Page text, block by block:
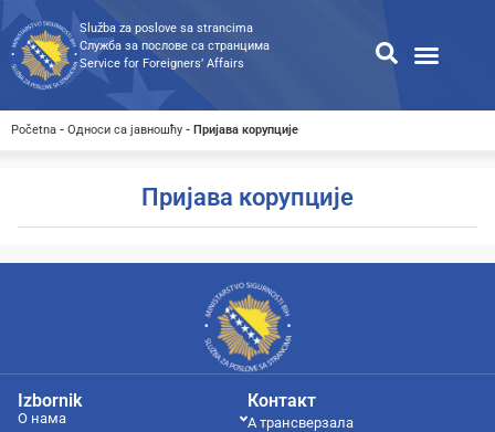
Služba za poslove sa strancima
Служба за послове са странцима
Service for Foreigners’ Affairs
Početna - Односи са јавношћу - Пријава корупције
Пријава корупције
Контакт
А трансверзала
Izbornik
О нама